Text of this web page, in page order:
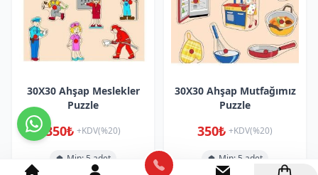
30X30 Ahşap Meslekler
Puzzle
350₺ +KDV(%20)
Min: 5 adet
30X30 Ahşap Mutfağımız
Puzzle
350₺ +KDV(%20)
Min: 5 adet